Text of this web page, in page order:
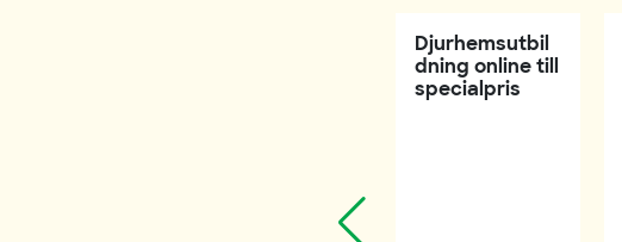
Djurhemsutbil
dning online till
specialpris